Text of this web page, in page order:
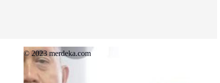
© 2023 merdeka.com